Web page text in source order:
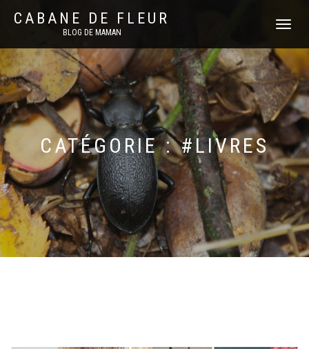
CABANE DE FLEUR
BLOG DE MAMAN
DÉPLIER
CATÉGORIE :#LIVRES